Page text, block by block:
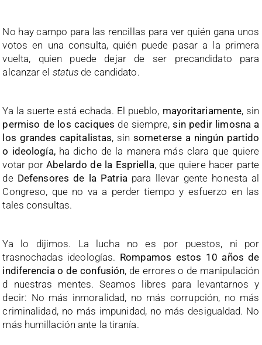
No hay campo para las rencillas para ver quién gana unos
votos en una consulta, quién puede pasar a la primera
vuelta, quien puede dejar de ser precandidato para
alcanzar el status de candidato.
Ya la suerte está echada. El pueblo, mayoritariamente, sin
permiso de los caciques de siempre,sin pedir limosna a
los grandes capitalistas, sinsometerse a ningún partido
o ideología,ha dicho de la manera más clara que quiere
votar porAbelardo de la Espriella, que quiere hacer parte
de Defensores de la Patriapara llevar gente honesta al
Congreso, que no va a perder tiempo y esfuerzo en las
tales consultas.
Ya lo dijimos. La lucha no es por puestos, ni por
trasnochadas ideologías. Rompamos estos 10 años de
indiferencia o de confusión, de errores o de manipulación
d nuestras mentes. Seamos libres para levantarnos y
decir: No más inmoralidad, no más corrupción, no más
criminalidad, no más impunidad, no más desigualdad. No
más humillación ante la tiranía.